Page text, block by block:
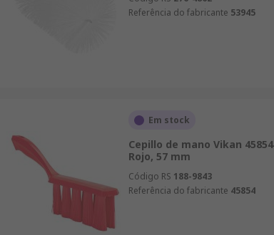
Referência do fabricante 53945
Em stock
Cepillo de mano Vikan 45854
Rojo, 57 mm
Código RS 188-9843
Referência do fabricante 45854